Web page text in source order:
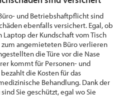
und Betriebshaftpflicht sind
ebenfalls versichert. Egal, ob
der Kundschaft vom Tisch
zum angemieteten Büro verlieren
die Türe vor die Nase
kommt für Personen- und
die Kosten für das
Behandlung. Dank der
Sie geschützt, egal wo Sie